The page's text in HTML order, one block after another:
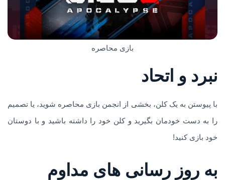
بازی محاصره
نبرد و اتحاد
با پیوستن به یک کلن، بخشی از انجمن بازی محاصره شوید، یا تصمیم
را به دست خودمان بگیرید و کلن خود را داشته باشید و با دوستان
خود بازی کنید!
به روز رسانی های مداوم